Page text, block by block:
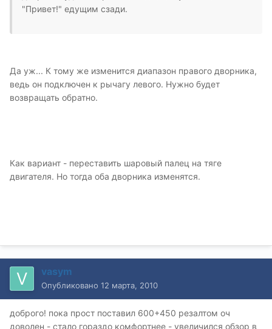
"Привет!" едущим сзади.
Да уж... К тому же изменится диапазон правого дворника,
ведь он подключен к рычагу левого. Нужно будет
возвращать обратно.
Как вариант - переставить шаровый палец на тяге
двигателя. Но тогда оба дворника изменятся.
vasym
Опубликовано 12 марта, 2010
доброго! пока прост поставил 600+450 резалтом оч
доволен - стало гораздо комфортнее - увеличился обзор в